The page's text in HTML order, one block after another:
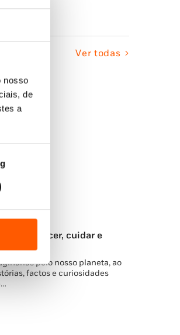
nosso
de
a
Ver todas
— Conhecer, cuidar e
pelo nosso planeta, ao
factos e curiosidades